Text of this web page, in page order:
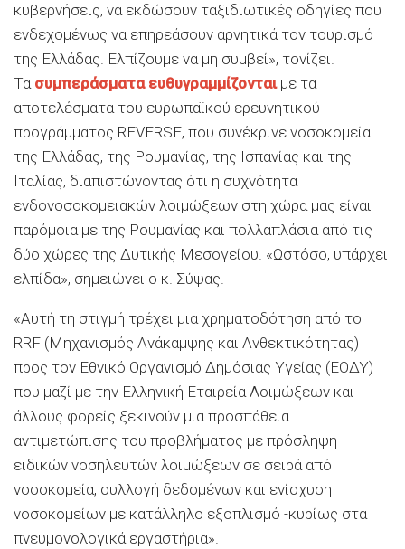
κυβερνήσεις, να εκδώσουν ταξιδιωτικές οδηγίες που
ενδεχομένως να επηρεάσουν αρνητικά τον τουρισμό
της Ελλάδας. Ελπίζουμε να μη συμβεί», τονίζει.
Τα συμπεράσματα ευθυγραμμίζονταιμε τα
αποτελέσματα του ευρωπαϊκού ερευνητικού
προγράμματος REVERSE, που συνέκρινε νοσοκομεία
της Ελλάδας, της Ρουμανίας, της Ισπανίας και της
Ιταλίας, διαπιστώνοντας ότι η συχνότητα
ενδονοσοκομειακών λοιμώξεων στη χώρα μας είναι
παρόμοια με της Ρουμανίας και πολλαπλάσια από τις
δύο χώρες της Δυτικής Μεσογείου. «Ωστόσο, υπάρχει
ελπίδα», σημειώνει ο κ. Σύψας.
«Αυτή τη στιγμή τρέχει μια χρηματοδότηση από το
RRF (Μηχανισμός Ανάκαμψης και Ανθεκτικότητας)
προς τον Εθνικό Οργανισμό Δημόσιας Υγείας (ΕΟΔΥ)
που μαζί με την Ελληνική Εταιρεία Λοιμώξεων και
άλλους φορείς ξεκινούν μια προσπάθεια
αντιμετώπισης του προβλήματος με πρόσληψη
ειδικών νοσηλευτών λοιμώξεων σε σειρά από
νοσοκομεία, συλλογή δεδομένων και ενίσχυση
νοσοκομείων με κατάλληλο εξοπλισμό -κυρίως στα
πνευμονολογικά εργαστήρια».